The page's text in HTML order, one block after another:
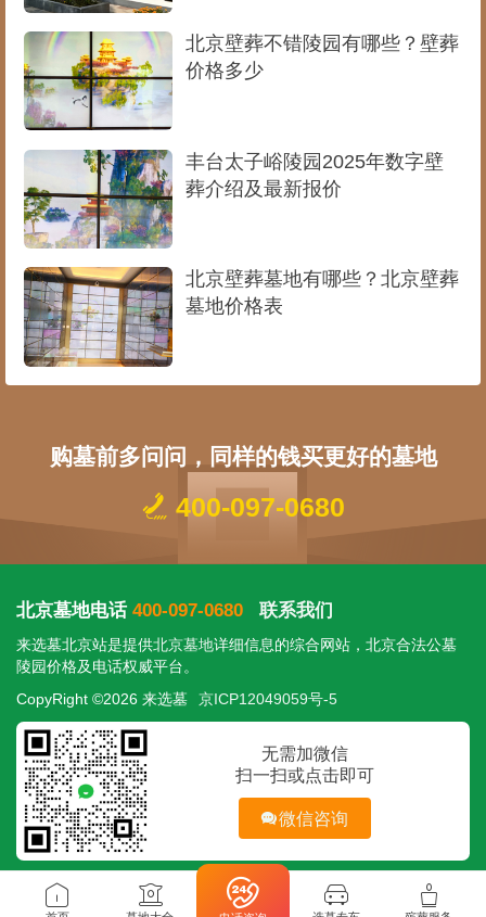
北京壁葬不错陵园有哪些？壁葬
价格多少
丰台太子峪陵园2025年数字壁
葬介绍及最新报价
北京壁葬墓地有哪些？北京壁葬
墓地价格表
购墓前多问问，同样的钱买更好的墓地
400-097-0680
北京墓地电话 400-097-0680 联系我们
来选墓北京站是提供北京墓地详细信息的综合网站，北京合法公墓
陵园价格及电话权威平台。
CopyRight ©2026 来选墓
京ICP12049059号-5
无需加微信
扫一扫或点击即可
微信咨询